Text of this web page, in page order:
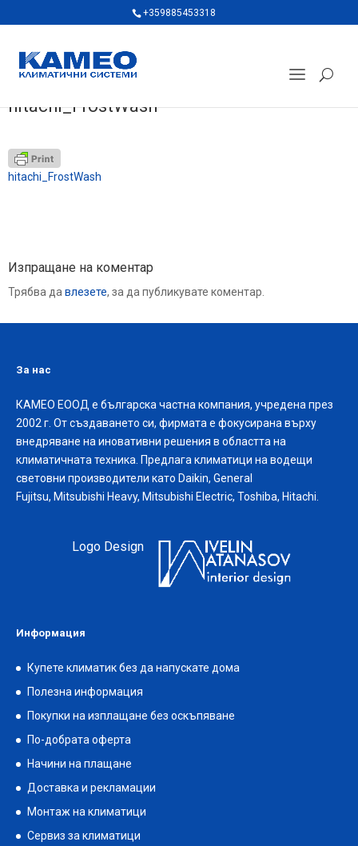
+359885453318
hitachi_FrostWash
hitachi_FrostWash
Изпращане на коментар
Трябва да влезете, за да публикувате коментар.
За нас
КАМЕО ЕООД е българска частна компания, учредена през
2002 г. От създаването си, фирмата е фокусирана върху
внедряване на иновативни решения в областта на
климатичната техника. Предлага климатици на водещи
световни производители като Daikin, General
Fujitsu, Mitsubishi Heavy, Mitsubishi Electric, Toshiba, Hitachi.
Logo Design
Информация
Купете климатик без да напускате дома
Полезна информация
Покупки на изплащане без оскъпяване
По-добрата оферта
Начини на плащане
Доставка и рекламации
Монтаж на климатици
Сервиз за климатици